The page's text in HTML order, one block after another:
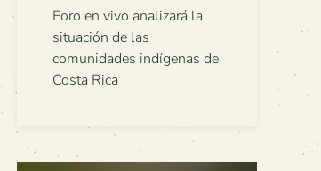
Foro en vivo analizará la
situación de las
comunidades indígenas de
Costa Rica